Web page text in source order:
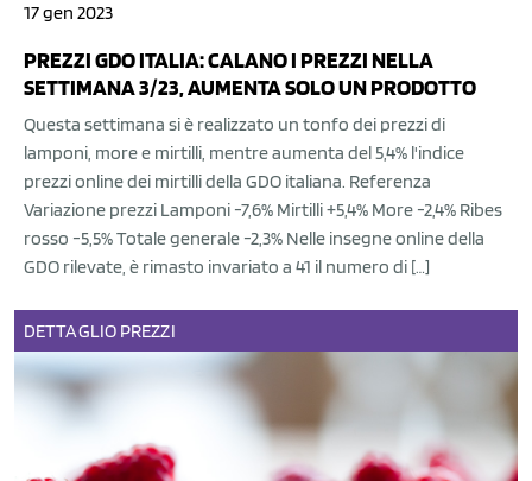
17 gen 2023
PREZZI GDO ITALIA: CALANO I PREZZI NELLA
SETTIMANA 3/23, AUMENTA SOLO UN PRODOTTO
Questa settimana si è realizzato un tonfo dei prezzi di
lamponi, more e mirtilli, mentre aumenta del 5,4% l'indice
prezzi online dei mirtilli della GDO italiana. Referenza
Variazione prezzi Lamponi -7,6% Mirtilli +5,4% More -2,4% Ribes
rosso -5,5% Totale generale -2,3% Nelle insegne online della
GDO rilevate, è rimasto invariato a 41 il numero di […]
DETTAGLIO PREZZI